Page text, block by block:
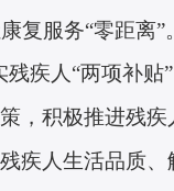
复服务“零距离”
残疾人“两项补贴”
，积极推进残
疾人生活品质、